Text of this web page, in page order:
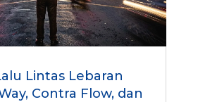
Lintas Lebaran
Contra Flow, dan